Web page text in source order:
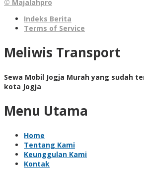
© Majalahpro
Indeks Berita
Terms of Service
Meliwis Transport
Sewa Mobil Jogja Murah yang sudah
kota Jogja
Menu Utama
Home
Tentang Kami
Keunggulan Kami
Kontak